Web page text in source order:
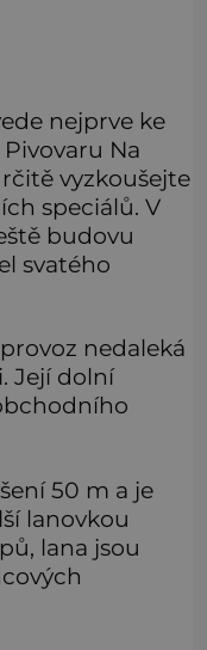
nejprve ke
Na
vyzkoušejte
speciálů. V
budovu
svatého
nedaleká
Její dolní
50 m a je
lanovkou
lana jsou